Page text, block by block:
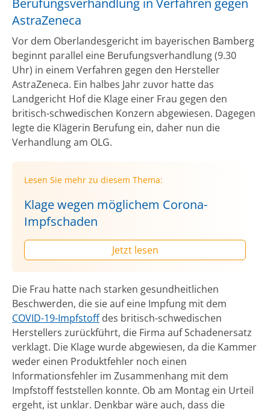
AstraZeneca
Vor dem Oberlandesgericht im bayerischen Bamberg
beginnt parallel eine Berufungsverhandlung (9.30
Uhr) in einem Verfahren gegen den Hersteller
AstraZeneca. Ein halbes Jahr zuvor hatte das
Landgericht Hof die Klage einer Frau gegen den
britisch-schwedischen Konzern abgewiesen. Dagegen
legte die Klägerin Berufung ein, daher nun die
Verhandlung am OLG.
Lesen Sie mehr zu diesem Thema:
Klage wegen möglichem Corona-
Impfschaden
Jetzt lesen
Die Frau hatte nach starken gesundheitlichen
Beschwerden, die sie auf eine Impfung mit dem
COVID-19-Impfstoffdes britisch-schwedischen
Herstellers zurückführt, die Firma auf Schadenersatz
verklagt. Die Klage wurde abgewiesen, da die Kammer
weder einen Produktfehler noch einen
Informationsfehler im Zusammenhang mit dem
Impfstoff feststellen konnte. Ob am Montag ein Urteil
ergeht, ist unklar. Denkbar wäre auch, dass die